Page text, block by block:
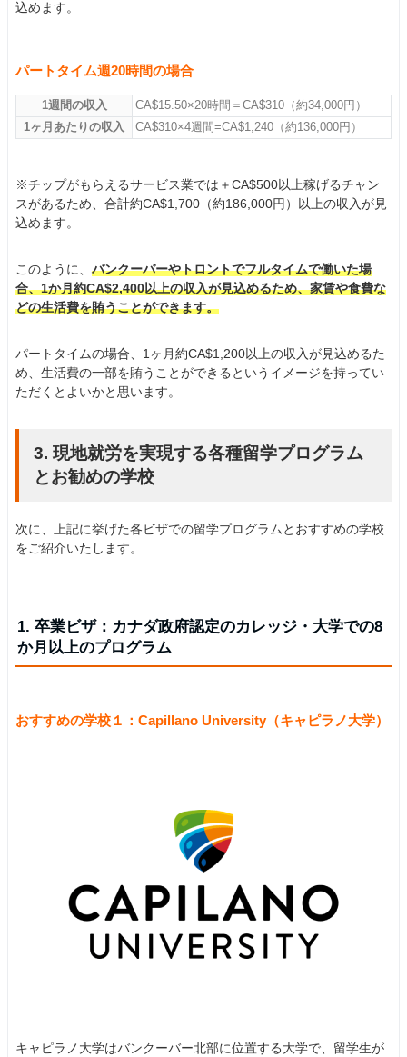
込めます。
パートタイム週20時間の場合
1週間の収入
CA$15.50×20時間＝CA$310（約34,000円）
1ヶ月あたりの収入
CA$310×4週間=CA$1,240（約136,000円）
※チップがもらえるサービス業では＋CA$500以上稼げるチャン
スがあるため、合計約CA$1,700（約186,000円）以上の収入が見
込めます。
このように、 バンクーバーやトロントでフルタイムで働いた場
合、1か月約CA$2,400以上の収入が見込めるため、家賃や食費な
どの生活費を賄うことができます。
パートタイムの場合、1ヶ月約CA$1,200以上の収入が見込めるた
め、生活費の一部を賄うことができるというイメージを持ってい
ただくとよいかと思います。
3. 現地就労を実現する各種留学プログラム
とお勧めの学校
次に、上記に挙げた各ビザでの留学プログラムとおすすめの学校
をご紹介いたします。
1. 卒業ビザ：カナダ政府認定のカレッジ・大学での8
か月以上のプログラム
おすすめの学校１：Capillano University（キャピラノ大学）
キャピラノ大学はバンクーバー北部に位置する大学で、留学生が